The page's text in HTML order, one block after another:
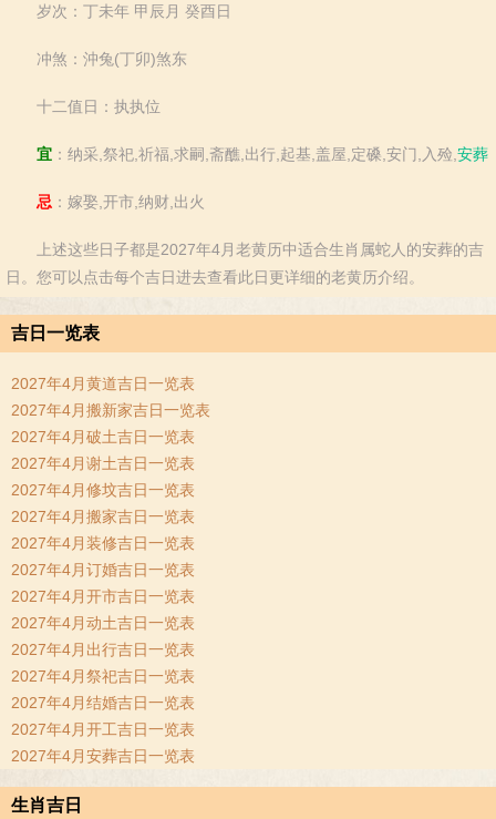
岁次：丁未年 甲辰月 癸酉日
冲煞：沖兔(丁卯)煞东
十二值日：执执位
宜 ：纳采,祭祀,祈福,求嗣,斋醮,出行,起基,盖屋,定磉,安门,入殓, 安葬
忌 ：嫁娶,开市,纳财,出火
上述这些日子都是2027年4月老黄历中适合生肖属蛇人的安葬的吉
日。您可以点击每个吉日进去查看此日更详细的老黄历介绍。
吉日一览表
2027年4月黄道吉日一览表
2027年4月搬新家吉日一览表
2027年4月破土吉日一览表
2027年4月谢土吉日一览表
2027年4月修坟吉日一览表
2027年4月搬家吉日一览表
2027年4月装修吉日一览表
2027年4月订婚吉日一览表
2027年4月开市吉日一览表
2027年4月动土吉日一览表
2027年4月出行吉日一览表
2027年4月祭祀吉日一览表
2027年4月结婚吉日一览表
2027年4月开工吉日一览表
2027年4月安葬吉日一览表
生肖吉日